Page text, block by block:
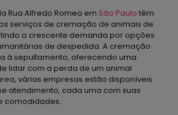
Rua Alfredo Romea em São Paulo têm
serviços de cremação de animais de
a crescente demanda por opções
de despedida. A cremação
à sepultamento, oferecendo uma
lidar com a perda de um animal
várias empresas estão disponíveis
atendimento, cada uma com suas
comodidades.